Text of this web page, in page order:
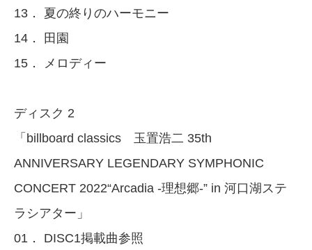
13． 夏の終りのハーモニー
14． 田園
15． メロディー
ディスク 2
「billboard classics 玉置浩二 35th
ANNIVERSARY LEGENDARY SYMPHONIC
CONCERT 2022“Arcadia -理想郷-” in 河口湖ステ
ラシアター」
01． DISC1掲載曲参照